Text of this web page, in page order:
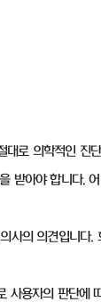
로 의학적인
받아야 합니다.
의 의견입니
용자의 판단에